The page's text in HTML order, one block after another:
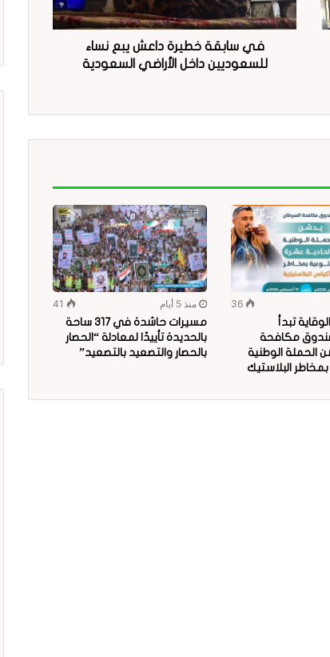
في سابقة خطيرة داعش يبع نساء
للسعوديين داخل الأراضي السعودية
36
تبدأ
صندوق مكافحة
الحملة الوطنية
منذ 5 أيام
41
مسيرات حاشدة في 317 ساحة
بالحديدة تأييدًا لمعادلة “الحصار
بالحصار والتصعيد بالتصعيد”